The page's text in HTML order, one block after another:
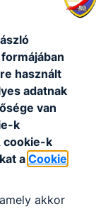
használt
adatnak
van
k
cookie-k
aCookie
akkor